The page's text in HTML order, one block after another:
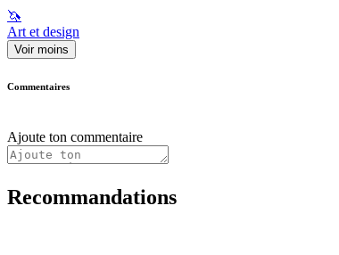
🦄
Art et design
Voir moins
Commentaires
Ajoute ton commentaire
Recommandations